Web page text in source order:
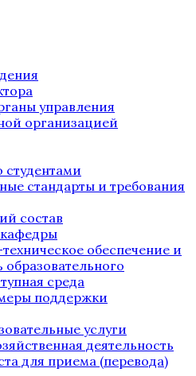
управления
организацией
студентами
стандарты и требования
состав
обеспечение и
среда
поддержки
услуги
деятельность
для приема (перевода)